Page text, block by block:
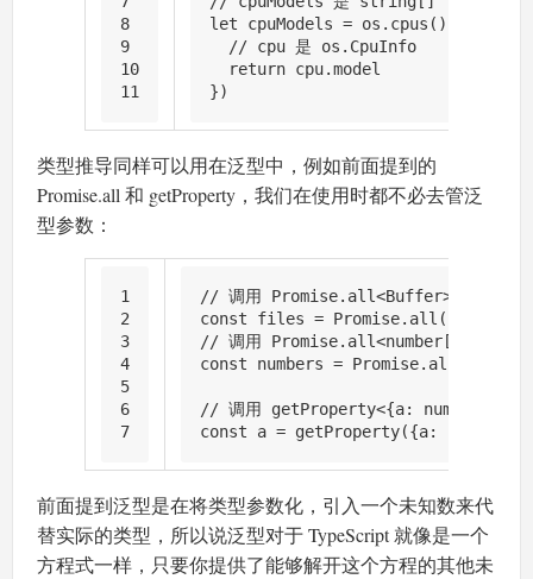
8
9
10
11
let cpuModels = os. cpus ().
// cpu 是 os.CpuInfo
return cpu.model
})
类型推导同样可以用在泛型中，例如前面提到的
Promise.all 和 getProperty，我们在使用时都不必去管泛
型参数：
1
2
3
4
5
6
7
// 调用 Promise.all<Buffer>，files
const files = Promise. all (paths.
// 调用 Promise.all<number[]>，
const numbers = Promise. all
// 调用 getProperty<{a: number}, 'a'>
const a = getProperty({a:
前面提到泛型是在将类型参数化，引入一个未知数来代
替实际的类型，所以说泛型对于 TypeScript 就像是一个
方程式一样，只要你提供了能够解开这个方程的其他未